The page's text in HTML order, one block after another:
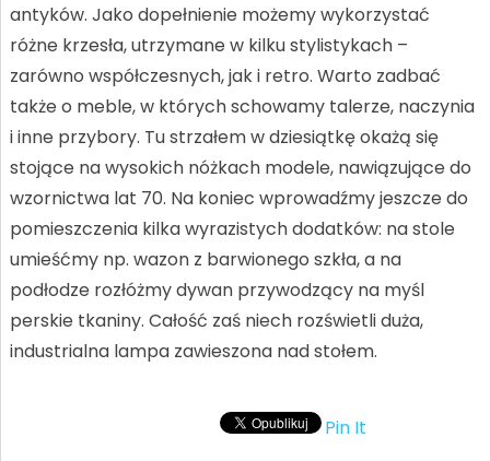
antyków. Jako dopełnienie możemy wykorzystać
różne krzesła, utrzymane w kilku stylistykach –
zarówno współczesnych, jak i retro. Warto zadbać
także o meble, w których schowamy talerze, naczynia
i inne przybory. Tu strzałem w dziesiątkę okażą się
stojące na wysokich nóżkach modele, nawiązujące do
wzornictwa lat 70. Na koniec wprowadźmy jeszcze do
pomieszczenia kilka wyrazistych dodatków: na stole
umieśćmy np. wazon z barwionego szkła, a na
podłodze rozłóżmy dywan przywodzący na myśl
perskie tkaniny. Całość zaś niech rozświetli duża,
industrialna lampa zawieszona nad stołem.
Pin It